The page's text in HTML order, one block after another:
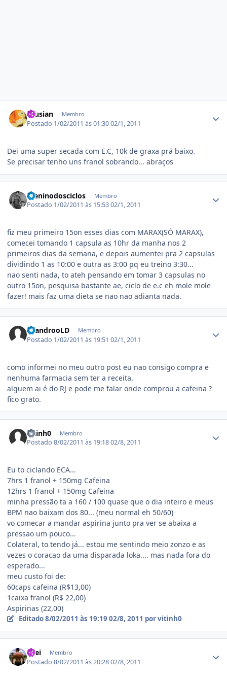
drusian Membro
Postado 1/02/2011 às 01:3002/1, 2011
Dei uma super secada com E.C, 10k de graxa prá baixo.
Se precisar tenho uns franol sobrando... abraços
meninodosciclos Membro
Postado 1/02/2011 às 15:5302/1, 2011
fiz meu primeiro 15on esses dias com MARAX(SÓ MARAX),
comecei tomando 1 capsula as 10hr da manha nos 2
primeiros dias da semana, e depois aumentei pra 2 capsulas
dividindo 1 as 10:00 e outra as 3:00 pq eu treino 3:30...
nao senti nada, to ateh pensando em tomar 3 capsulas no
outro 15on, pesquisa bastante ae, ciclo de e.c eh mole mole
fazer! mais faz uma dieta se nao nao adianta nada.
LeandrooLD Membro
Postado 1/02/2011 às 19:5102/1, 2011
como informei no meu outro post eu nao consigo compra e
nenhuma farmacia sem ter a receita.
alguem ai é do RJ e pode me falar onde comprou a cafeina ?
fico grato.
vitinh0 Membro
Postado8/02/2011 às 19:1802/8, 2011
Eu to ciclando ECA...
7hrs 1 franol + 150mg Cafeina
12hrs 1 franol + 150mg Cafeina
minha pressão ta a 160 / 100 quase que o dia inteiro e meus
BPM nao baixam dos 80... (meu normal eh 50/60)
vo comecar a mandar aspirina junto pra ver se abaixa a
pressao um pouco...
Colateral, to tendo já... estou me sentindo meio zonzo e as
vezes o coracao da uma disparada loka.... mas nada fora do
esperado...
meu custo foi de:
60caps cafeina (R$13,00)
1caixa franol (R$ 22,00)
Aspirinas (22,00)
Editado8/02/2011 às 19:19 02/8, 2011 por vitinh0
Drei Membro
Postado8/02/2011 às 20:2802/8, 2011